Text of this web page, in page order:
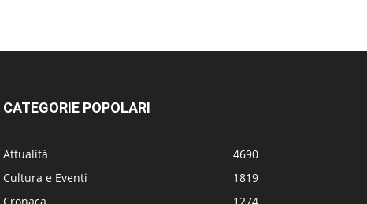
CATEGORIE POPOLARI
Attualità
4690
Cultura e Eventi
1819